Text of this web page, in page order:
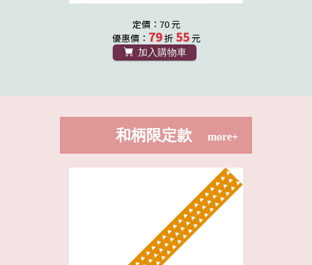
定價：70 元
優惠價： 79折 55元
加入購物車
和柄限定款 more+